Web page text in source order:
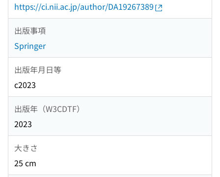
https://ci.nii.ac.jp/author/DA19267389
出版事項
Springer
出版年月日等
c2023
出版年（W3CDTF）
2023
大きさ
25 cm